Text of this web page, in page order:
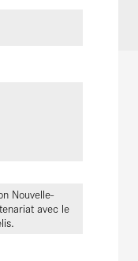
Nouvelle-
avec le